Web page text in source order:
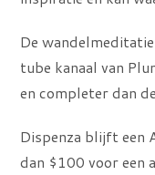
De
tube kanaal van
en completer dan
Dispenza blijft een
dan $100 voor een